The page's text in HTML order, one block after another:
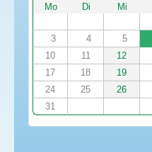
Mo
Di Mi
3
4 5
10
11 12
17
18 19
24
25 26
31